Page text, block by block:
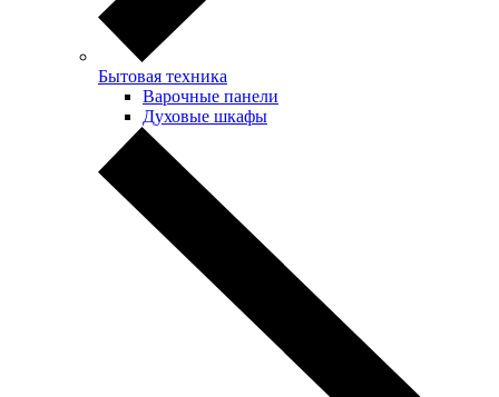
Бытовая техника
Варочные панели
Духовые шкафы